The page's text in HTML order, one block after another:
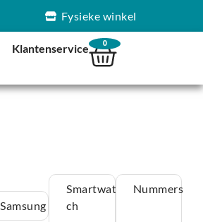
Fysieke winkel
Klantenservice 0
Samsung
Smartwat
ch
Nummers